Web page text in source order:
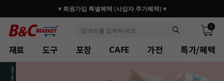
♥ 회원가입 특별혜택 (사업자 추가혜택) ♥
0
재료 도구 포장 CAFE 가전 특가/혜택